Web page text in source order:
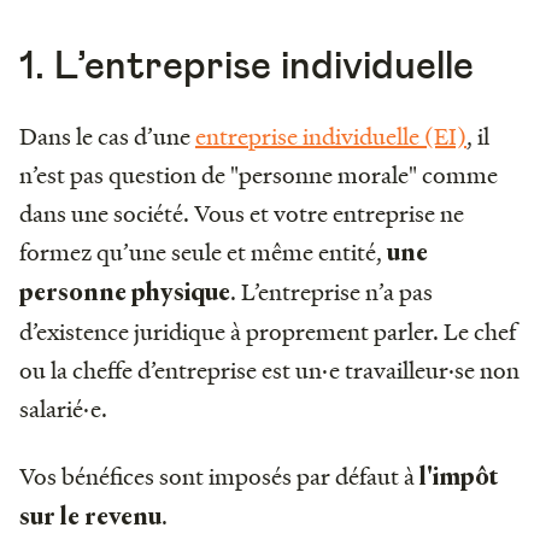
1. L’entreprise individuelle
Dans le cas d’uneentreprise individuelle (EI), il
n’est pas question de "personne morale" comme
dans une société. Vous et votre entreprise ne
formez qu’une seule et même entité, une
personne physique. L’entreprise n’a pas
d’existence juridique à proprement parler. Le chef
ou la cheffe d’entreprise est un·e travailleur·se non
salarié·e.
Vos bénéfices sont imposés par défaut àl'impôt
sur le revenu.